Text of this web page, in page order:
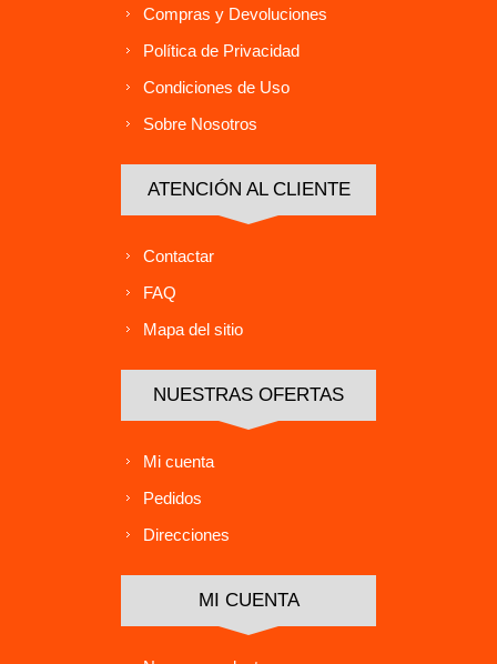
Compras y Devoluciones
Política de Privacidad
Condiciones de Uso
Sobre Nosotros
ATENCIÓN AL CLIENTE
Contactar
FAQ
Mapa del sitio
NUESTRAS OFERTAS
Mi cuenta
Pedidos
Direcciones
MI CUENTA